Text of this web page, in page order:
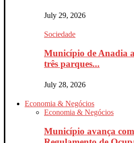
July 29, 2026
Sociedade
Município de Anadia
três parques...
July 28, 2026
Economia & Negócios
Economia & Negócios
Município avança